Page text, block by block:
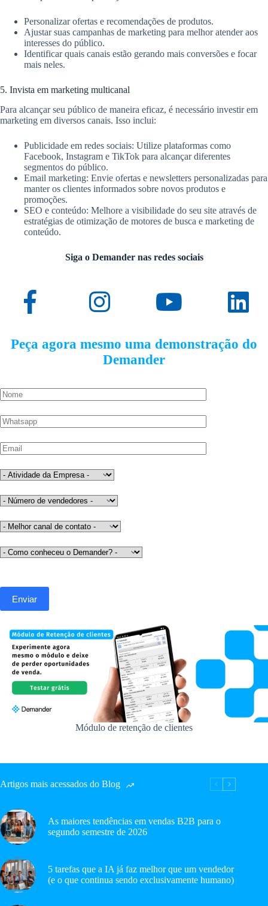
Personalizar ofertas e recomendações de produtos.
Ajustar suas campanhas de marketing para melhor atender aos
interesses do público.
Identificar quais canais estão gerando mais conversões e focar
mais neles.
5. Invista em marketing multicanal
Para alcançar seu público de maneira eficaz, é necessário investir em
marketing em diversos canais. Isso inclui:
Publicidade em redes sociais: Utilize plataformas como
Facebook, Instagram e TikTok para alcançar diferentes
segmentos do público.
Email marketing: Envie ofertas e newsletters personalizadas para
manter os clientes informados sobre novos produtos e
promoções.
SEO e conteúdo: Melhore a visibilidade do seu site através de
estratégias de otimização de motores de busca e marketing de
conteúdo.
Siga o Demander nas redes sociais
Peça agora mesmo uma demonstração do
Demander
Módulo de retenção de clientes
Artigos mais acessados do Blog
As maiores tendências em vendas B2B para o
segundo semestre de 2026
5 tarefas que a IA já faz melhor que um vendedor
(e o que continua sendo exclusivamente humano)